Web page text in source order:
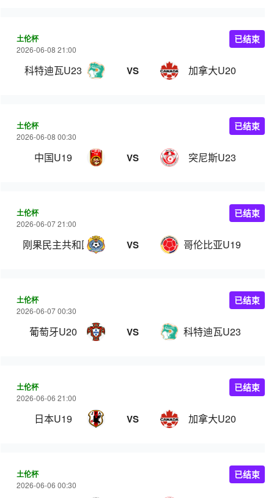
土伦杯
2026-06-08 21:00
科特迪瓦U23 VS 加拿大U20
已结束
土伦杯
2026-06-08 00:30
中国U19 VS 突尼斯U23
已结束
土伦杯
2026-06-07 21:00
刚果民主共和国U23 VS 哥伦比亚U19
已结束
土伦杯
2026-06-07 00:30
葡萄牙U20 VS 科特迪瓦U23
已结束
土伦杯
2026-06-06 21:00
日本U19 VS 加拿大U20
已结束
土伦杯
2026-06-06 00:30
已结束